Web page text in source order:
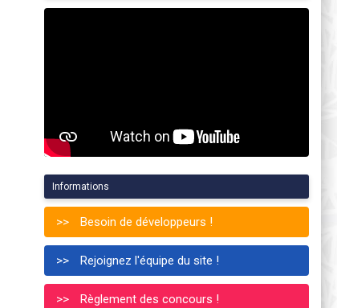
Informations
Besoin de développeurs !
Rejoignez l'équipe du site !
Règlement des concours !